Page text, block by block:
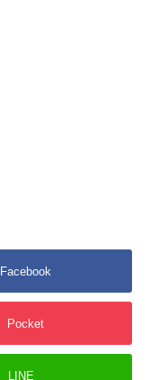
Facebook
Pocket
LINE